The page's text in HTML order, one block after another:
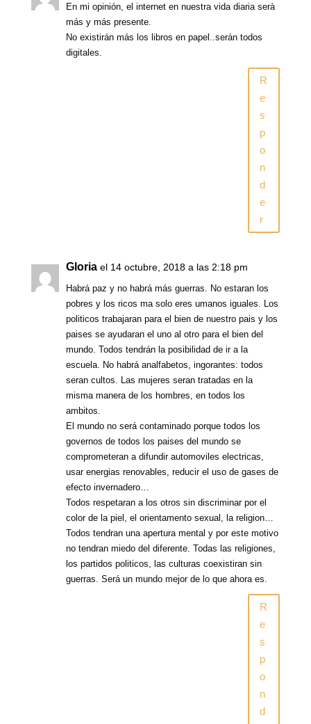
En mi opinión, el internet en nuestra vida diaria serà
más y más presente.
No existirán más los libros en papel..serán todos
digitales.
R
e
s
p
o
n
d
e
r
Gloria el 14 octubre, 2018 a las 2:18 pm
Habrá paz y no habrá más guerras. No estaran los
pobres y los ricos ma solo eres umanos iguales. Los
politicos trabajaran para el bien de nuestro pais y los
paises se ayudaran el uno al otro para el bien del
mundo. Todos tendrán la posibilidad de ir a la
escuela. No habrá analfabetos, ingorantes: todos
seran cultos. Las mujeres seran tratadas en la
misma manera de los hombres, en todos los
ambitos.
El mundo no será contaminado porque todos los
governos de todos los paises del mundo se
comprometeran a difundir automoviles electricas,
usar energias renovables, reducir el uso de gases de
efecto invernadero…
Todos respetaran a los otros sin discriminar por el
color de la piel, el orientamento sexual, la religion…
Todos tendran una apertura mental y por este motivo
no tendran miedo del diferente. Todas las religiones,
los partidos politicos, las culturas coexistiran sin
guerras. Será un mundo mejor de lo que ahora es.
R
e
s
p
o
n
d